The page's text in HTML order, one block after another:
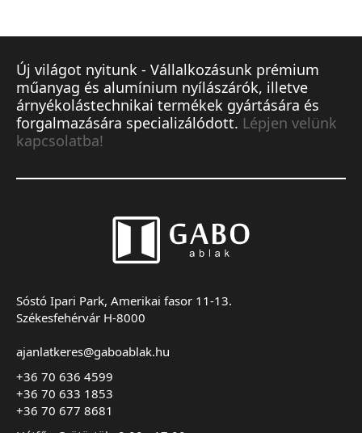
Új világot nyitunk - Vállalkozásunk prémium
műanyag és alumínium nyílászárók, illetve
árnyékolástechnikai termékek gyártására és
forgalmazására specializálódott. Lépjen velünk
kapcsolatba!
Sóstó Ipari Park, Amerikai fasor 11-13.
Székesfehérvár H-8000
ajanlatkeres@gaboablak.hu
+36 70 636 4599
+36 70 633 1853
+36 70 677 8681